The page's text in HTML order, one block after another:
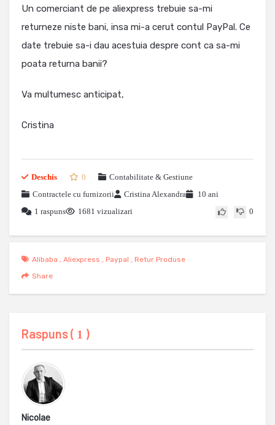
Un comerciant de pe aliexpress trebuie sa-mi
returneze niste bani, insa mi-a cerut contul PayPal. Ce
date trebuie sa-i dau acestuia despre cont ca sa-mi
poata returna banii?
Va multumesc anticipat,
Cristina
Deschis 0
Contabilitate & Gestiune
Contractele cu furnizorii
Cristina Alexandra
10 ani
1 raspuns
1681 vizualizari 0
Alibaba , Aliexpress , Paypal , Retur Produse
Share
Raspuns ( 1 )
Nicolae